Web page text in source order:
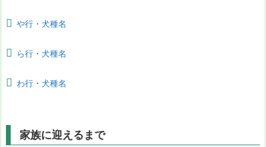
や行・犬種名
ら行・犬種名
わ行・犬種名
家族に迎えるまで